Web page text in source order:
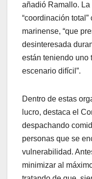
añadió Ramallo. La
“coordinación
marinense, “que
desinteresada
están teniendo uno
escenario difícil”.
Dentro de estas
lucro, destaca el
despachando
personas que se
vulnerabilidad.
minimizar al